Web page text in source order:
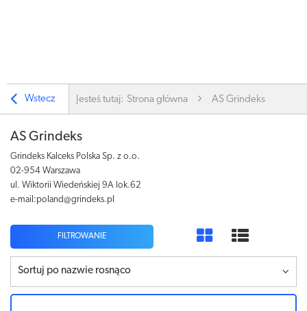
Wstecz Jesteś tutaj: Strona główna AS Grindeks
AS Grindeks
Grindeks Kalceks Polska Sp. z o.o.
02-954 Warszawa
ul. Wiktorii Wiedeńskiej 9A lok.62
e-mail:poland@grindeks.pl
FILTROWANIE
Sortuj po nazwie rosnąco